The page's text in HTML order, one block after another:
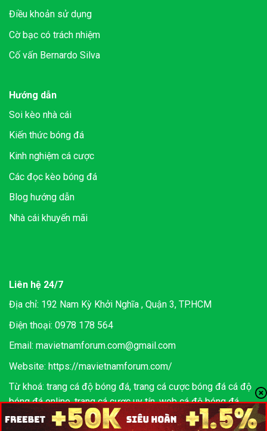
Điều khoản sử dụng
Cờ bạc có trách nhiệm
Cố vấn Bernardo Silva
Hướng dẫn
Soi kèo nhà cái
Kiến thức bóng đá
Kinh nghiệm cá cược
Các đọc kèo bóng đá
Blog hướng dẫn
Nhà cái khuyến mãi
Liên hệ 24/7
Địa chỉ: 192 Nam Kỳ Khởi Nghĩa , Quận 3, TP.HCM
Điện thoại: 0978 178 564
Email: mavietnamforum.com@gmail.com
Website: https://mavietnamforum.com/
Từ khoá: trang cá độ bóng đá, trang cá cược bóng đá cá độ
bóng đá online, trang cá cược uy tín, web cá độ bóng đá,
web cá cược bóng đá